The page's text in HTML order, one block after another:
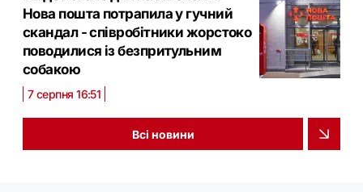
Нова пошта потрапила у гучний
скандал - співробітники жорстоко
поводилися із безпритульним
собакою
7 серпня 16:51
Всі новини